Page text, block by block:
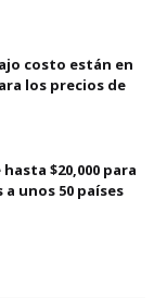
costo están en
los precios de
$20,000 para
unos 50 países